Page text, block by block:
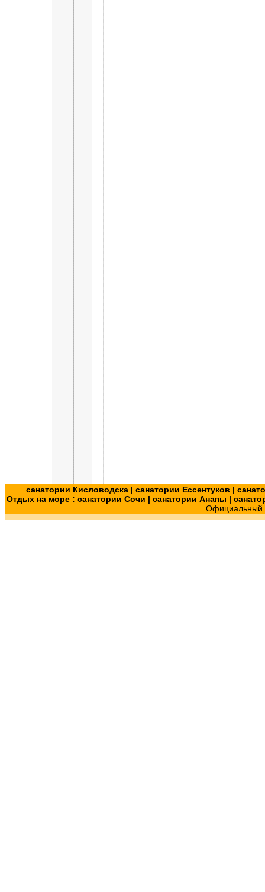
санатории Кисловодска| санатории Ессентуков |
Отдых на море : санатории Сочи | санатории Анапы |
Официальный